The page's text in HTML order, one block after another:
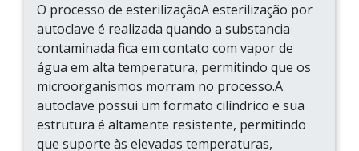
O processo de esterilizaçãoA esterilização por
autoclave é realizada quando a substancia
contaminada fica em contato com vapor de
água em alta temperatura, permitindo que os
microorganismos morram no processo.A
autoclave possui um formato cilíndrico e sua
estrutura é altamente resistente, permitindo
que suporte às elevadas temperaturas,